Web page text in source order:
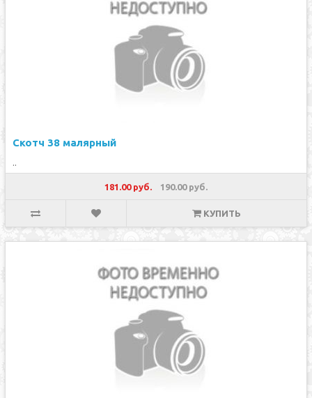
Скотч 38 малярный
..
181.00 руб. 190.00 руб.
КУПИТЬ